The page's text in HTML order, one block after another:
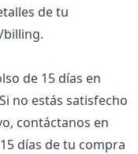
de tu
billing.
de 15 días en
no estás satisfecho
contáctanos en
días de tu compra